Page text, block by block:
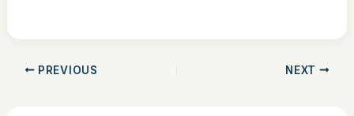
PREVIOUS NEXT